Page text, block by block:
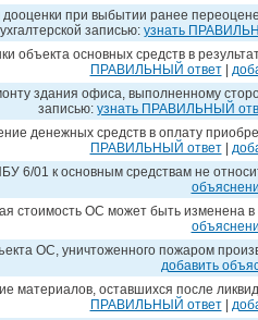
при выбытии ранее
записью: узнать
объекта основных средств в
ПРАВИЛЬНЫЙ ответ|
здания офиса, выполненному
записью: узнать ПРАВИЛЬНЫЙ
денежных средств в оплату
ПРАВИЛЬНЫЙ ответ|
6/01 к основным средствам не
стоимость ОС может быть изменена в
ОС, уничтоженного пожаром
добавить
материалов, оставшихся после
ПРАВИЛЬНЫЙ ответ|